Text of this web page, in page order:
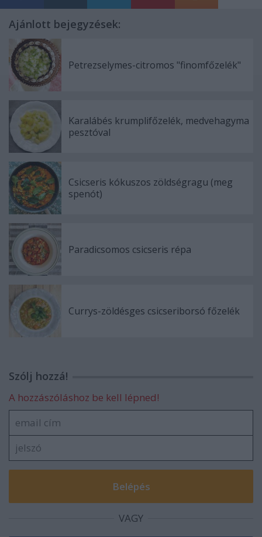
Ajánlott bejegyzések:
Petrezselymes-citromos "finomfőzelék"
Karalábés krumplifőzelék, medvehagyma
pesztóval
Csicseris kókuszos zöldségragu (meg
spenót)
Paradicsomos csicseris répa
Currys-zöldésges csicseriborsó főzelék
Szólj hozzá!
A hozzászóláshoz be kell lépned!
VAGY